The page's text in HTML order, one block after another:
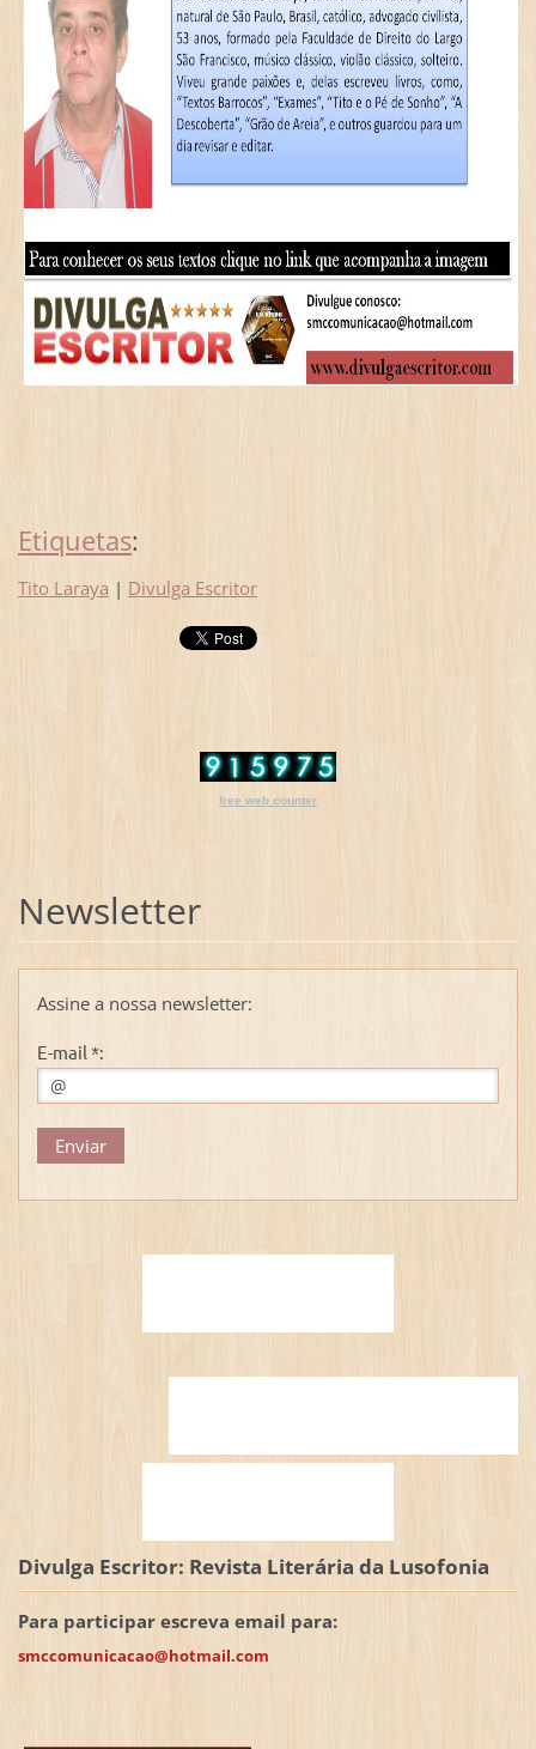
Etiquetas:
Tito Laraya | Divulga Escritor
free web counter
Newsletter
Assine a nossa newsletter:
E-mail *:
Divulga Escritor: Revista Literária da Lusofonia
Para participar escreva email para:
smccomunicacao@hotmail.com